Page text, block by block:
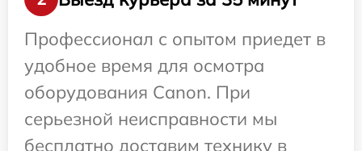
Профессионал с опытом приедет в
удобное время для осмотра
оборудования Canon. При
серьезной неисправности мы
бесплатно доставим технику в